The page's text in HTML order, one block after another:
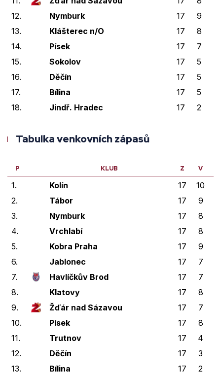
12.
Nymburk 17 9
13.
Klášterec n/O 17 8
14.
Písek 17 7
15.
Sokolov 17 5
16.
Děčín 17 5
17.
Bílina 17 5
18.
Jindř. Hradec 17 2
Tabulka venkovních zápasů
P KLUB Z V
1. Kolín 17 10
2.
Tábor 17 9
3.
Nymburk 17 8
4.
Vrchlabí 17 8
5.
Kobra Praha 17 9
6.
Jablonec 17 7
7.
Havlíčkův Brod 17 7
8.
Klatovy 17 8
9.
Žďár nad Sázavou 17 7
10.
Písek 17 8
11.
Trutnov 17 4
12.
Děčín 17 3
13.
Bílina 17 2